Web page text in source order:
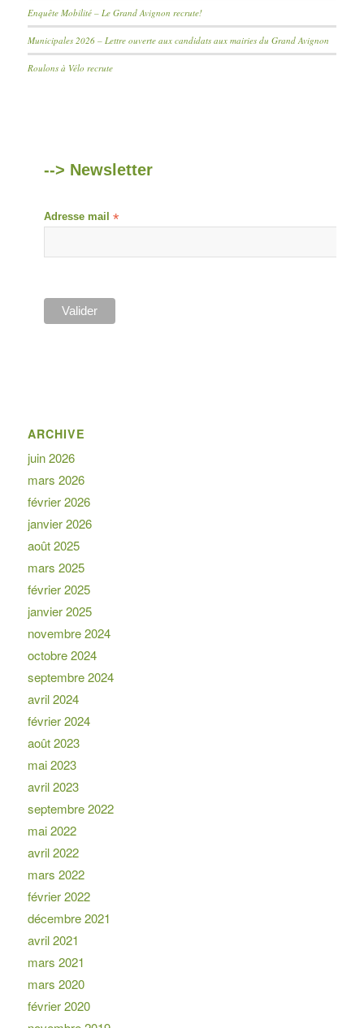
Enquête Mobilité – Le Grand Avignon recrute!
Municipales 2026 – Lettre ouverte aux candidats aux mairies du Grand Avignon
Roulons à Vélo recrute
--> Newsletter
Adresse mail *
ARCHIVE
juin 2026
mars 2026
février 2026
janvier 2026
août 2025
mars 2025
février 2025
janvier 2025
novembre 2024
octobre 2024
septembre 2024
avril 2024
février 2024
août 2023
mai 2023
avril 2023
septembre 2022
mai 2022
avril 2022
mars 2022
février 2022
décembre 2021
avril 2021
mars 2021
mars 2020
février 2020